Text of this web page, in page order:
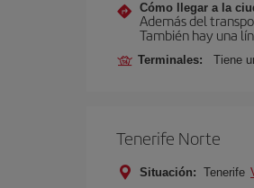
Cómo llegar a la
Además del
También hay una
Terminales: Tiene
Tenerife Norte
Situación: Tenerife